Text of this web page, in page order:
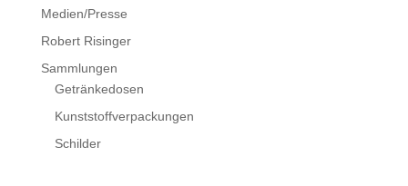
Medien/Presse
Robert Risinger
Sammlungen
Getränkedosen
Kunststoffverpackungen
Schilder